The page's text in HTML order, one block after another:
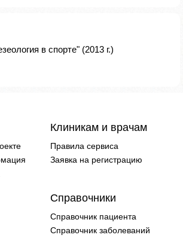
в спорте" (2013 г.)
Клиникам и врачам
Правила сервиса
Заявка на регистрацию
Справочники
Справочник пациента
Справочник заболеваний